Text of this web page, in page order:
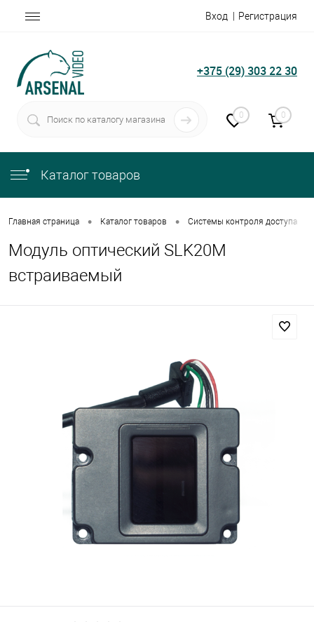
Вход Регистрация
+375 (29) 303 22 30
0 0
Каталог товаров
Главная страница • Каталог товаров • Системы контроля доступа
Модуль оптический SLK20M
встраиваемый